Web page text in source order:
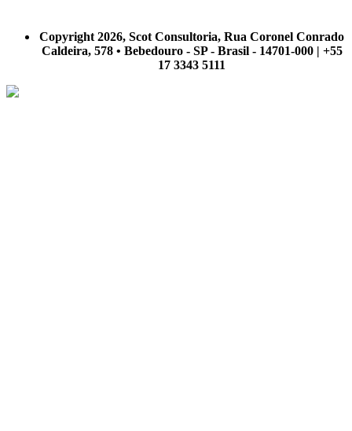
Copyright 2026, Scot Consultoria, Rua Coronel Conrado
Caldeira, 578 • Bebedouro - SP - Brasil - 14701-000 | +55
17 3343 5111